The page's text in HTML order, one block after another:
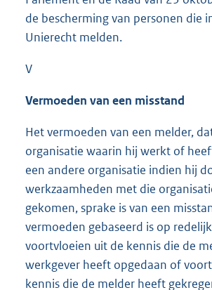
de bescherming van personen die
Unierecht melden.
V
Vermoeden van een misstand
Het vermoeden van een melder,
organisatie waarin hij werkt of
een andere organisatie indien hij
werkzaamheden met die
gekomen, sprake is van een
vermoeden gebaseerd is op
voortvloeien uit de kennis die de
werkgever heeft opgedaan of
kennis die de melder heeft